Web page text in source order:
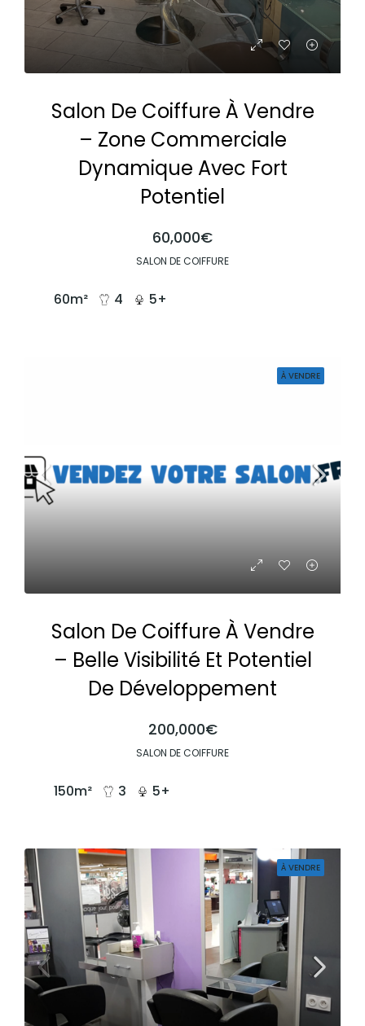
Salon De Coiffure À Vendre
– Zone Commerciale
Dynamique Avec Fort
Potentiel
60,000€
SALON DE COIFFURE
60m² 4 5+
À VENDRE
Salon De Coiffure À Vendre
– Belle Visibilité Et Potentiel
De Développement
200,000€
SALON DE COIFFURE
150m² 3 5+
À VENDRE